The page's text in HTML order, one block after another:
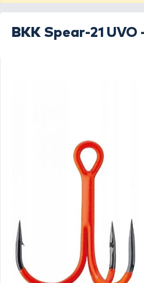
BKK Spear-21 UVO